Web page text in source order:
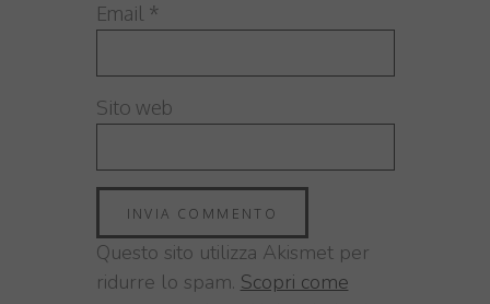
Email *
Sito web
Questo sito utilizza Akismet per
ridurre lo spam. Scopri come